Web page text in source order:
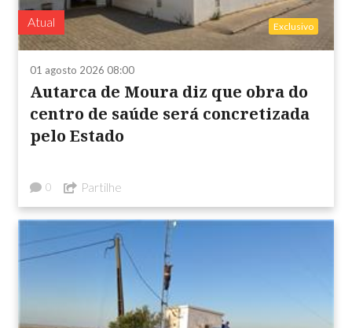
Atual Exclusivo
01 agosto 2026 08:00
Autarca de Moura diz que obra do
centro de saúde será concretizada
pelo Estado
0 Partilhe